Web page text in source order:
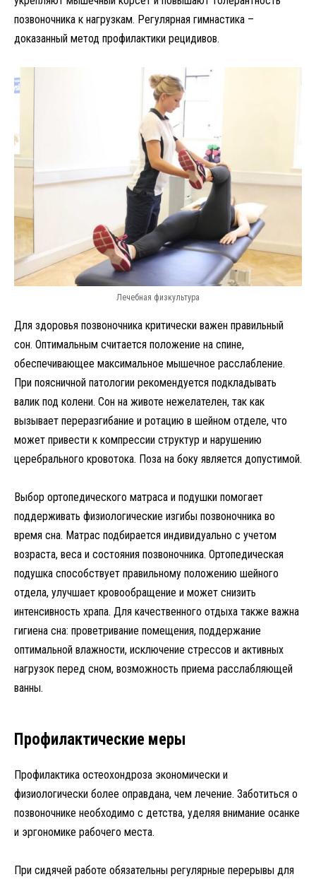
позвоночника к нагрузкам. Регулярная гимнастика –
доказанный метод профилактики рецидивов.
Лечебная физкультура
Для здоровья позвоночника критически важен правильный
сон. Оптимальным считается положение на спине,
обеспечивающее максимальное мышечное расслабление.
При поясничной патологии рекомендуется подкладывать
валик под колени. Сон на животе нежелателен, так как
вызывает переразгибание и ротацию в шейном отделе, что
может привести к компрессии структур и нарушению
церебрального кровотока. Поза на боку является допустимой.
Выбор ортопедического матраса и подушки помогает
поддерживать физиологические изгибы позвоночника во
время сна. Матрас подбирается индивидуально с учетом
возраста, веса и состояния позвоночника. Ортопедическая
подушка способствует правильному положению шейного
отдела, улучшает кровообращение и может снизить
интенсивность храпа. Для качественного отдыха также важна
гигиена сна: проветривание помещения, поддержание
оптимальной влажности, исключение стрессов и активных
нагрузок перед сном, возможность приема расслабляющей
ванны.
Профилактические меры
Профилактика остеохондроза экономически и
физиологически более оправдана, чем лечение. Заботиться о
позвоночнике необходимо с детства, уделяя внимание осанке
и эргономике рабочего места.
При сидячей работе обязательны регулярные перерывы для